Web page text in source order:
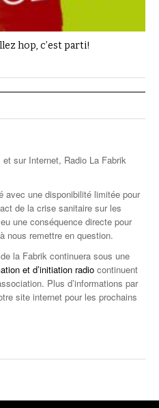
hop, c’est parti!
sur Internet, Radio La Fabrik
avec une disponibilité limitée pour
de la crise sanitaire sur les
une conséquence directe pour
nous remettre en question.
la Fabrik continuera sous une
et d’initiation radio continuent
Plus d’informations par
site internet pour les prochains